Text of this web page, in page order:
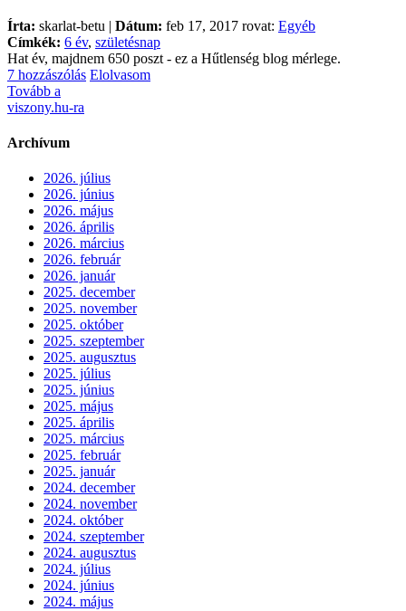
Írta: skarlat-betu | Dátum: feb 17, 2017 rovat: Egyéb
Címkék: 6 év, születésnap
Hat év, majdnem 650 poszt - ez a Hűtlenség blog mérlege.
7 hozzászólás Elolvasom
Tovább a
viszony.hu-ra
Archívum
2026. július
2026. június
2026. május
2026. április
2026. március
2026. február
2026. január
2025. december
2025. november
2025. október
2025. szeptember
2025. augusztus
2025. július
2025. június
2025. május
2025. április
2025. március
2025. február
2025. január
2024. december
2024. november
2024. október
2024. szeptember
2024. augusztus
2024. július
2024. június
2024. május